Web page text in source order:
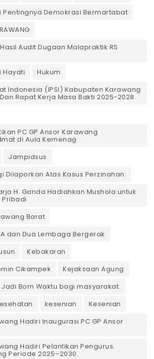
Pentingnya Demokrasi Bermartabat
Audit Dugaan Malapraktik RS
Hayati
Hukum
Indonesia (IPSI) Kabupaten Karawang
Rapat Kerja Masa Bakti 2025-2028.
PC GP Ansor Karawang
di Aula Kemenag
Jampidsus
Dilaporkan Atas Kasus Perzinahan.
H. Ganda Hadiahkan Mushola untuk
Barat
dan Dua Lembaga Bergerak
Kebakaran
Cikampek
Kejaksaan Agung
Jadi Bom Waktu bagi masyarakat.
kesenian
Kesenian
Hadiri Inaugurasi PC GP Ansor
Hadiri Pelantikan Pengurus
Periode 2025–2030.